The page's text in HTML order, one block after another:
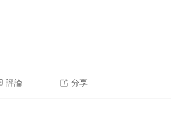
評論 分享